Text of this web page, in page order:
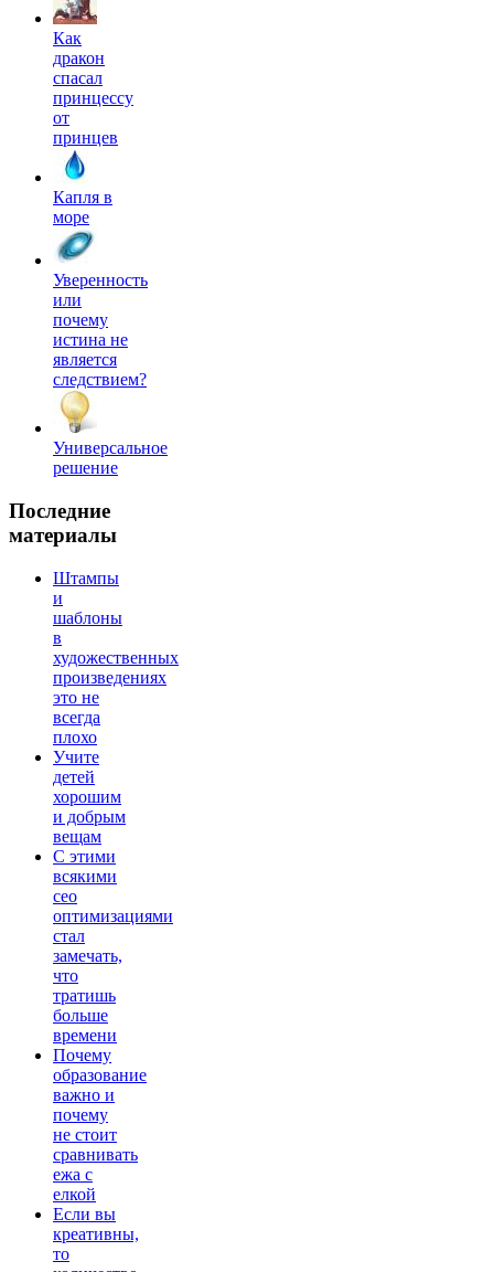
Как
дракон
спасал
принцессу
от
принцев
Капля в
море
Уверенность
или
почему
истина не
является
следствием?
Универсальное
решение
Последние
материалы
Штампы
и
шаблоны
в
художественных
произведениях
это не
всегда
плохо
Учите
детей
хорошим
и добрым
вещам
С этими
всякими
сео
оптимизациями
стал
замечать,
что
тратишь
больше
времени
Почему
образование
важно и
почему
не стоит
сравнивать
ежа с
елкой
Если вы
креативны,
то